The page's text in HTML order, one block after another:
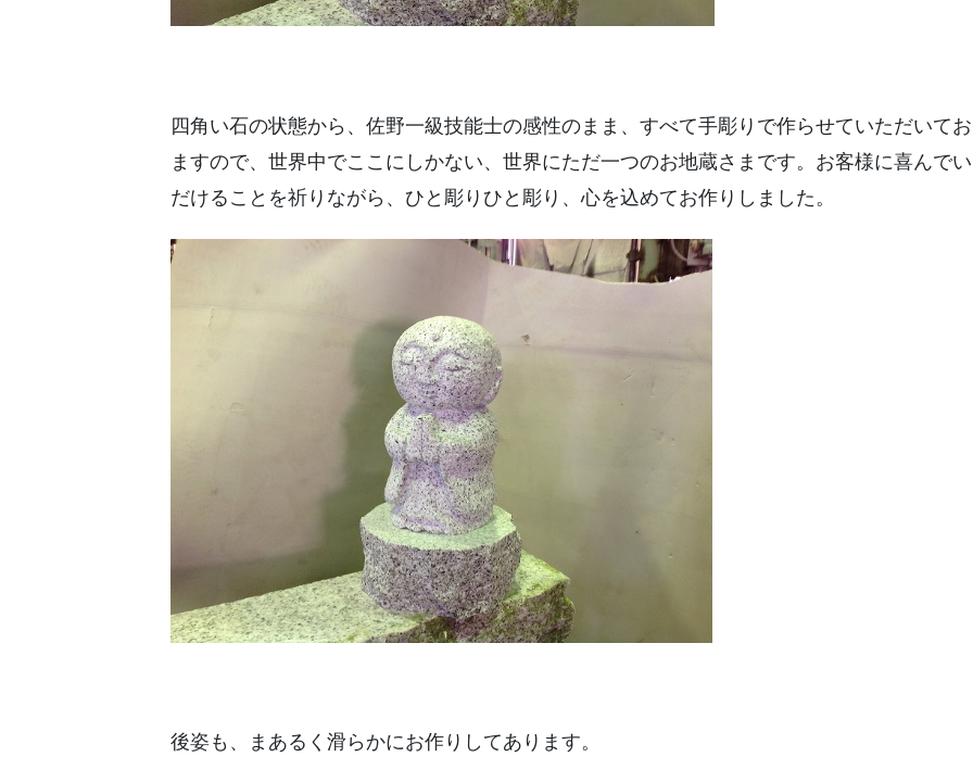
四角い石の状態から、佐野一級技能士の感性のまま、すべて手彫りで作らせていただいて
ますので、世界中でここにしかない、世界にただ一つのお地蔵さまです。お客様に喜んで
だけることを祈りながら、ひと彫りひと彫り、心を込めてお作りしました。
後姿も、まあるく滑らかにお作りしてあります。